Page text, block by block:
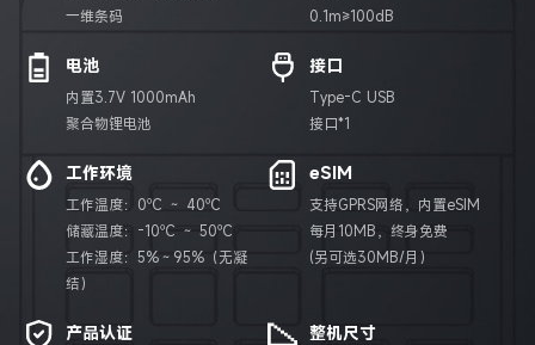
一维条码
0.1m≥100dB
电池
内置3.7V 1000mAh
聚合物锂电池
接口
Type-C USB
接口*1
工作环境
工作温度：0℃ ～ 40℃
储藏温度：-10℃ ～ 50℃
工作湿度：5%～95%（无凝
结）
eSIM
支持GPRS网络，内置eSIM
每月10MB，终身免费
(另可选30MB/月）
产品认证 整机尺寸